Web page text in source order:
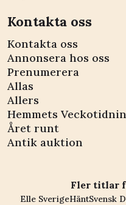
Kontakta oss
Kontakta oss
Annonsera hos oss
Prenumerera
Allas
Allers
Hemmets
Året runt
Antik auktion
Fler titlar
Elle SverigeHäntSvensk